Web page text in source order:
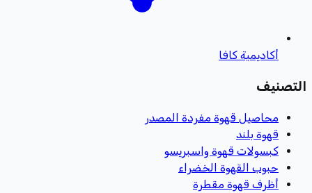
أكاديمية كافا
التصنيف
محاصيل قهوة مفردة المصدر
قهوة بلند
كبسولات قهوة واسبريسو
حبوب القهوة الخضراء
أظرف قهوة مقطرة